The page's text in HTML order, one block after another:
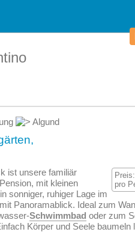
Algund
Preis:
pro
ist unsere familiär
mit kleinen
sonniger, ruhiger Lage im
Panoramablick. Ideal zum
Schwimmbad oder zum
Körper und Seele baumeln